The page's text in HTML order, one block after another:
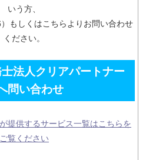
いう方、
もしくはこちらよりお問い合わせ
ください。
法人クリアパートナー
問い合わせ
提供するサービス一覧はこちらを
ご覧ください